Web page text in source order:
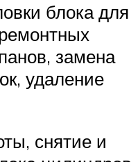
блока для
замена
удаление
снятие и